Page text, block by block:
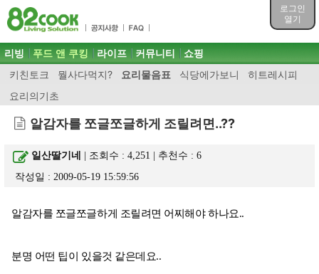
로그인
열기
목차
주메뉴 바로가기
컨텐츠 바로가기
검색 바로가기
로그인 바로가기
주메뉴
리빙 푸드 앤 쿠킹
키친토크 뭘사다먹지? 요리물음표 식당에가보니
히트레시피
요리의기초
라이프 커뮤니티 쇼핑
알감자를 쪼글쪼글하게 조릴려면..??
일산딸기네 | 조회수 : 4,251 | 추천수 :6
작성일 : 2009-05-19 15:59:56
알감자를 쪼글쪼글하게 조릴려면 어찌해야 하나요..
분명 어떤 팁이 있을것 같은데요..